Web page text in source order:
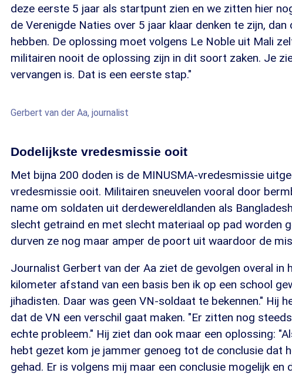
deze eerste 5 jaar als startpunt zien en we zitten hier
de Verenigde Naties over 5 jaar klaar denken te zijn,
hebben. De oplossing moet volgens Le Noble uit Mali
militairen nooit de oplossing zijn in dit soort zaken. Je
vervangen is. Dat is een eerste stap."
Gerbert van der Aa, journalist
Dodelijkste vredesmissie ooit
Met bijna 200 doden is de MINUSMA-vredesmissie
vredesmissie ooit. Militairen sneuvelen vooral door
name om soldaten uit derdewereldlanden als
slecht getraind en met slecht materiaal op pad worden
durven ze nog maar amper de poort uit waardoor de
Journalist Gerbert van der Aa ziet de gevolgen overal in
kilometer afstand van een basis ben ik op een school
jihadisten. Daar was geen VN-soldaat te bekennen." Hij
dat de VN een verschil gaat maken. "Er zitten nog
echte probleem." Hij ziet dan ook maar een oplossing:
hebt gezet kom je jammer genoeg tot de conclusie dat
gehad. Er is volgens mij maar een conclusie mogelijk en